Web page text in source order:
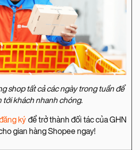
shop tất cả các ngày trong tuần để
tới khách nhanh chóng.
ký để trở thành đối tác của GHN
gian hàng Shopee ngay!